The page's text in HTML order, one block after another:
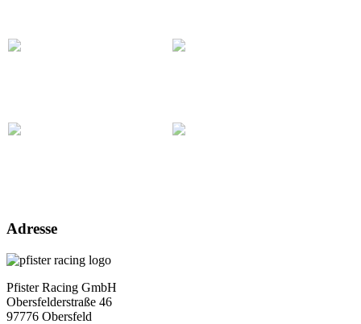
Adresse
Pfister Racing GmbH
Obersfelderstraße 46
97776 Obersfeld